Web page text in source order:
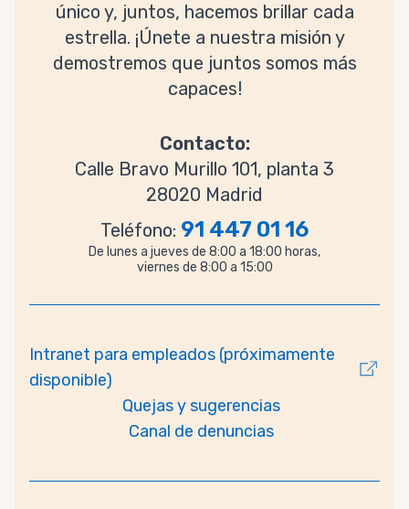
único y, juntos, hacemos brillar cada
estrella. ¡Únete a nuestra misión y
demostremos que juntos somos más
capaces!
Contacto:
Calle Bravo Murillo 101, planta 3
28020 Madrid
Teléfono: 91 447 01 16
De lunes a jueves de 8:00 a 18:00 horas,
viernes de 8:00 a 15:00
Intranet para empleados (próximamente
disponible)
Quejas y sugerencias
Canal de denuncias